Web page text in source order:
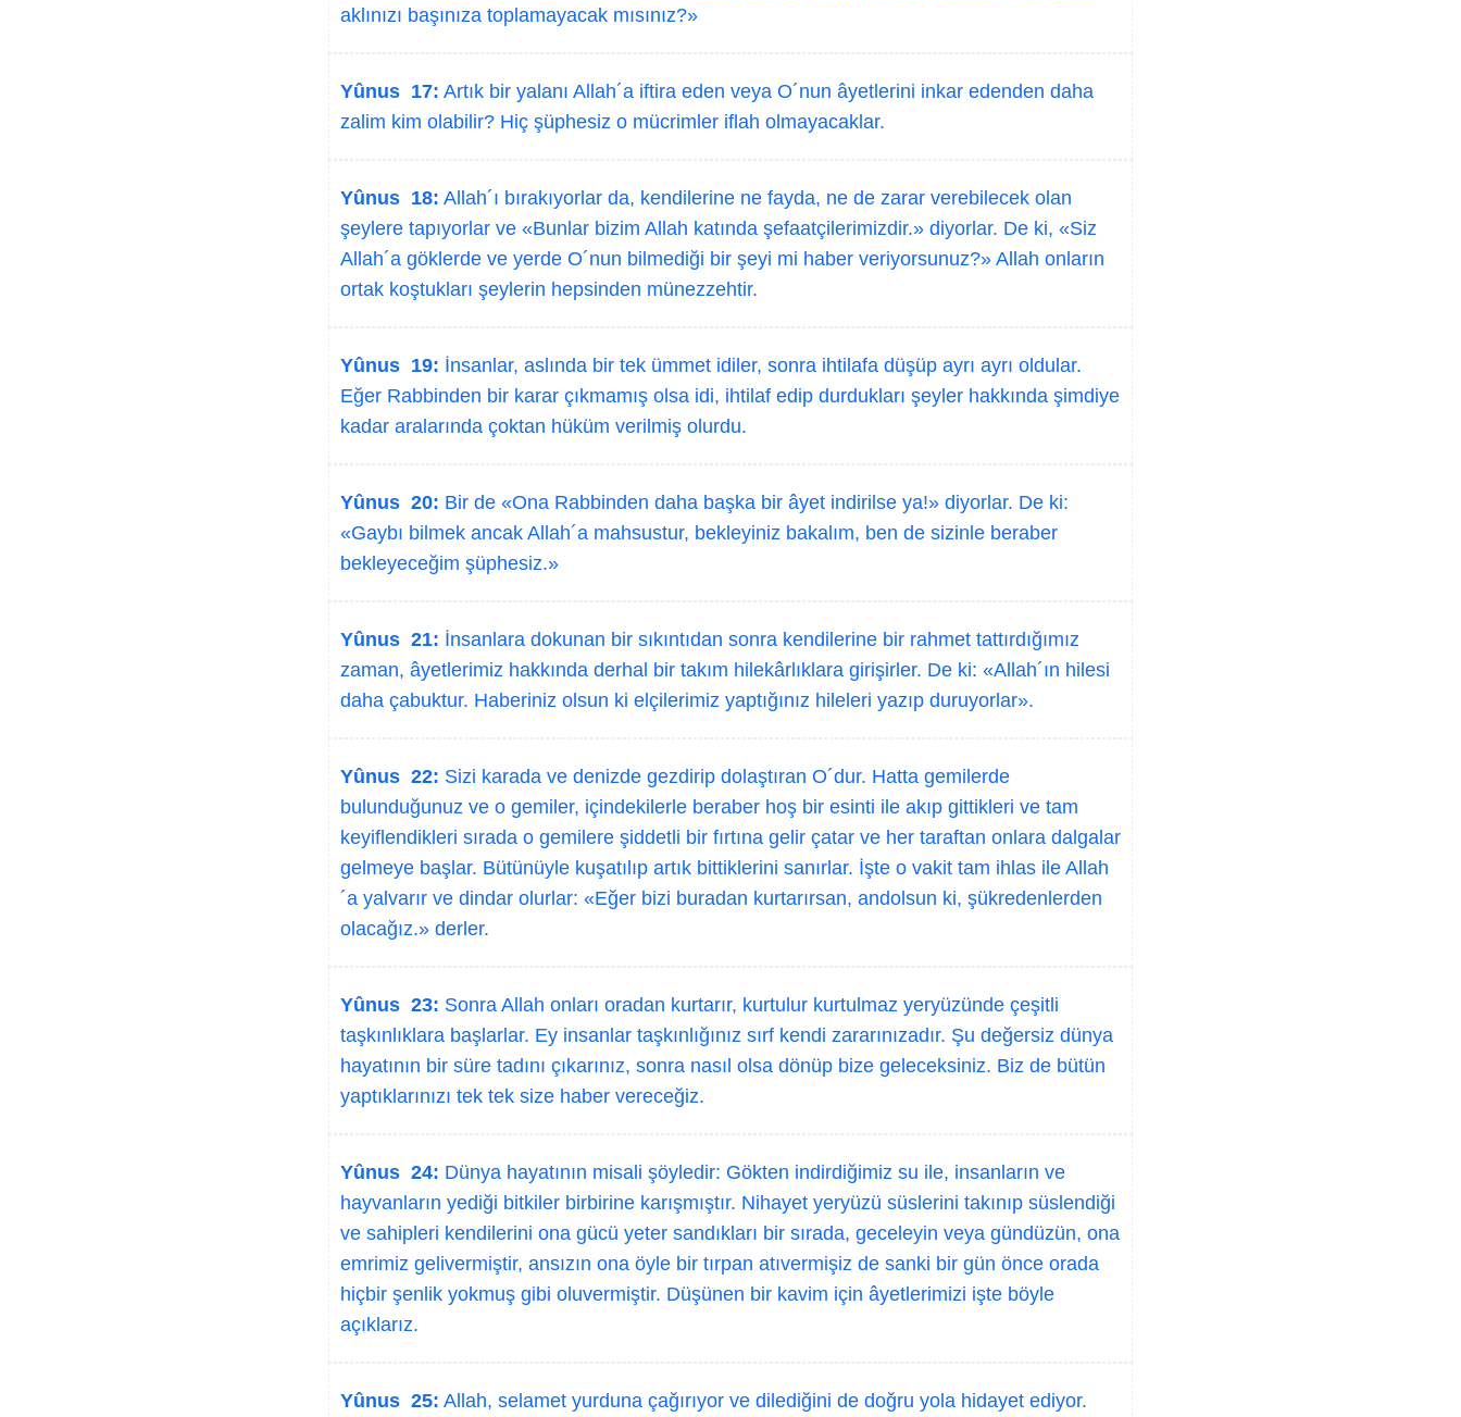
aklınızı başınıza toplamayacak mısınız?»
Yûnus 17: Artık bir yalanı Allah´a iftira eden veya O´nun âyetlerini inkar edenden daha
zalim kim olabilir? Hiç şüphesiz o mücrimler iflah olmayacaklar.
Yûnus 18: Allah´ı bırakıyorlar da, kendilerine ne fayda, ne de zarar verebilecek olan
şeylere tapıyorlar ve «Bunlar bizim Allah katında şefaatçilerimizdir.» diyorlar. De ki, «Siz
Allah´a göklerde ve yerde O´nun bilmediği bir şeyi mi haber veriyorsunuz?» Allah onların
ortak koştukları şeylerin hepsinden münezzehtir.
Yûnus 19: İnsanlar, aslında bir tek ümmet idiler, sonra ihtilafa düşüp ayrı ayrı oldular.
Eğer Rabbinden bir karar çıkmamış olsa idi, ihtilaf edip durdukları şeyler hakkında şimdiye
kadar aralarında çoktan hüküm verilmiş olurdu.
Yûnus 20: Bir de «Ona Rabbinden daha başka bir âyet indirilse ya!» diyorlar. De ki:
«Gaybı bilmek ancak Allah´a mahsustur, bekleyiniz bakalım, ben de sizinle beraber
bekleyeceğim şüphesiz.»
Yûnus 21: İnsanlara dokunan bir sıkıntıdan sonra kendilerine bir rahmet tattırdığımız
zaman, âyetlerimiz hakkında derhal bir takım hilekârlıklara girişirler. De ki: «Allah´ın hilesi
daha çabuktur. Haberiniz olsun ki elçilerimiz yaptığınız hileleri yazıp duruyorlar».
Yûnus 22: Sizi karada ve denizde gezdirip dolaştıran O´dur. Hatta gemilerde
bulunduğunuz ve o gemiler, içindekilerle beraber hoş bir esinti ile akıp gittikleri ve tam
keyiflendikleri sırada o gemilere şiddetli bir fırtına gelir çatar ve her taraftan onlara dalgalar
gelmeye başlar. Bütünüyle kuşatılıp artık bittiklerini sanırlar. İşte o vakit tam ihlas ile Allah
´a yalvarır ve dindar olurlar: «Eğer bizi buradan kurtarırsan, andolsun ki, şükredenlerden
olacağız.» derler.
Yûnus 23: Sonra Allah onları oradan kurtarır, kurtulur kurtulmaz yeryüzünde çeşitli
taşkınlıklara başlarlar. Ey insanlar taşkınlığınız sırf kendi zararınızadır. Şu değersiz dünya
hayatının bir süre tadını çıkarınız, sonra nasıl olsa dönüp bize geleceksiniz. Biz de bütün
yaptıklarınızı tek tek size haber vereceğiz.
Yûnus 24: Dünya hayatının misali şöyledir: Gökten indirdiğimiz su ile, insanların ve
hayvanların yediği bitkiler birbirine karışmıştır. Nihayet yeryüzü süslerini takınıp süslendiği
ve sahipleri kendilerini ona gücü yeter sandıkları bir sırada, geceleyin veya gündüzün, ona
emrimiz gelivermiştir, ansızın ona öyle bir tırpan atıvermişiz de sanki bir gün önce orada
hiçbir şenlik yokmuş gibi oluvermiştir. Düşünen bir kavim için âyetlerimizi işte böyle
açıklarız.
Yûnus 25: Allah, selamet yurduna çağırıyor ve dilediğini de doğru yola hidayet ediyor.